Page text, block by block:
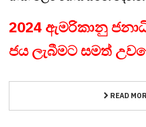
2024 ඇමරිකානු
ජය ලැබීමට සමත්
READ